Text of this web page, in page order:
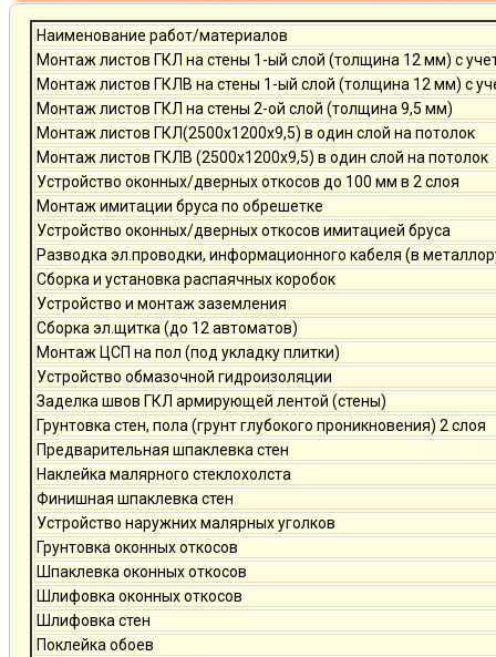
Наименование работ/материалов
Монтаж листов ГКЛ на стены 1-ый слой (толщина 12 мм) с
Монтаж листов ГКЛВ на стены 1-ый слой (толщина 12 мм) с
Монтаж листов ГКЛ на стены 2-ой слой (толщина 9,5 мм)
Монтаж листов ГКЛ(2500х1200х9,5) в один слой на потолок
Монтаж листов ГКЛВ (2500х1200х9,5) в один слой на потолок
Устройство оконных/дверных откосов до 100 мм в 2 слоя
Монтаж имитации бруса по обрешетке
Устройство оконных/дверных откосов имитацией бруса
Разводка эл.проводки, информационного кабеля (в
Сборка и установка распаячных коробок
Устройство и монтаж заземления
Сборка эл.щитка (до 12 автоматов)
Монтаж ЦСП на пол (под укладку плитки)
Устройство обмазочной гидроизоляции
Заделка швов ГКЛ армирующей лентой (стены)
Грунтовка стен, пола (грунт глубокого проникновения) 2 слоя
Предварительная шпаклевка стен
Наклейка малярного стеклохолста
Финишная шпаклевка стен
Устройство наружних малярных уголков
Грунтовка оконных откосов
Шпаклевка оконных откосов
Шлифовка оконных откосов
Шлифовка стен
Поклейка обоев